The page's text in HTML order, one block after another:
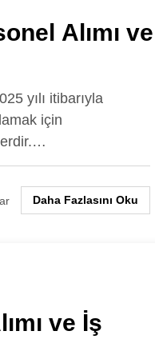
Alımı ve
yılı itibarıyla
için
Daha Fazlasını Oku
ve İş